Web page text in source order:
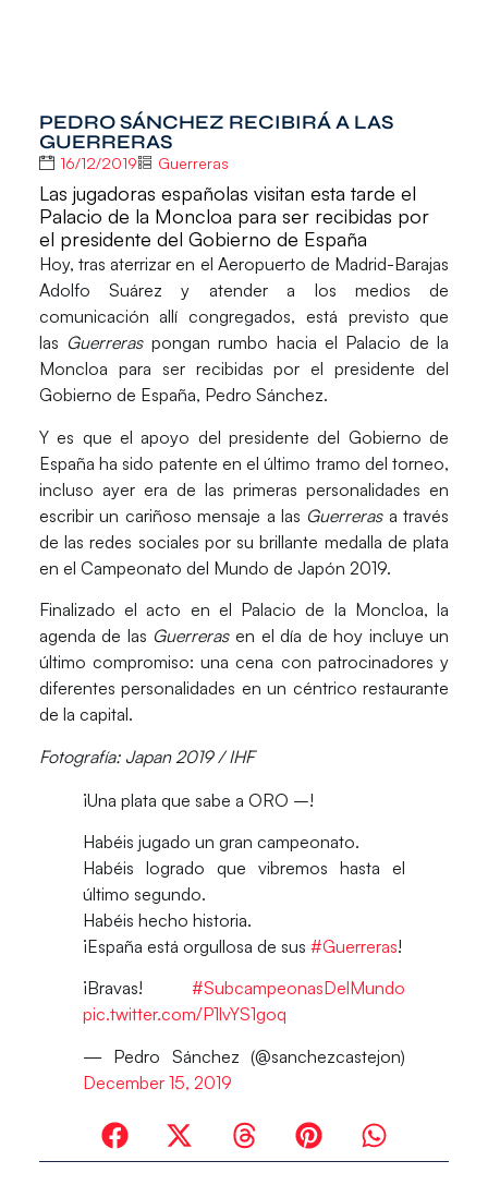
PEDRO SÁNCHEZ RECIBIRÁ A LAS
GUERRERAS
16/12/2019 Guerreras
Las jugadoras españolas visitan esta tarde el
Palacio de la Moncloa para ser recibidas por
el presidente del Gobierno de España
Hoy, tras aterrizar en el Aeropuerto de Madrid-Barajas
Adolfo Suárez y atender a los medios de
comunicación allí congregados, está previsto que
las Guerreraspongan rumbo hacia el Palacio de la
Moncloa para ser recibidas por el presidente del
Gobierno de España, Pedro Sánchez.
Y es que el apoyo delpresidente del Gobierno de
España ha sido patente en el último tramo del torneo,
incluso ayer era de las primeras personalidades en
escribir un cariñoso mensaje a las Guerrerasa través
de las redes sociales por su brillante medalla de plata
en el Campeonato del Mundo de Japón 2019.
Finalizado el acto en el Palacio de la Moncloa, la
agenda de las Guerrerasen el día de hoy incluye un
último compromiso: una cena con patrocinadores y
diferentes personalidades en un céntrico restaurante
de la capital.
Fotografía: Japan 2019 / IHF
¡Una plata que sabe a ORO –!
Habéis jugado un gran campeonato.
Habéis logrado que vibremos hasta el
último segundo.
Habéis hecho historia.
¡España está orgullosa de sus #Guerreras!
¡Bravas!#SubcampeonasDelMundo
pic.twitter.com/P1lvYS1goq
— Pedro Sánchez (@sanchezcastejon)
December 15, 2019